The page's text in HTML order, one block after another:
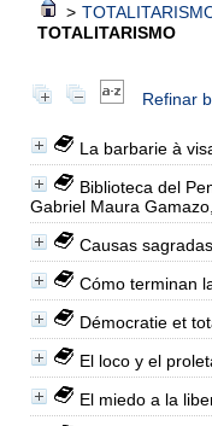
>
TOTALITARISMO
Refinar
La barbarie à
Biblioteca del
Gabriel Maura
Causas sagradas
Cómo terminan
Démocratie et
El loco y el
El miedo a la